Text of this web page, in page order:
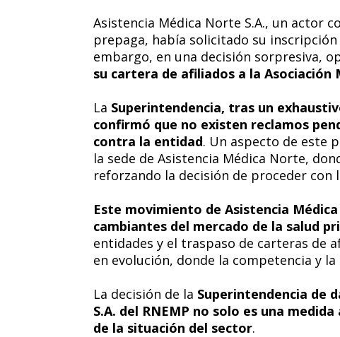
Asistencia Médica Norte S.A., un actor
prepaga, había solicitado su inscripción
embargo, en una decisión sorpresiva,
su cartera de afiliados a la Asociación
La Superintendencia, tras un
confirmó que no existen reclamos
contra la entidad. Un aspecto de este
la sede de Asistencia Médica Norte,
reforzando la decisión de proceder con
Este movimiento de Asistencia
cambiantes del mercado de la salud
entidades y el traspaso de carteras de
en evolución, donde la competencia y
La decisión de la Superintendencia de
S.A. del RNEMP no solo es una
de la situación del sector.